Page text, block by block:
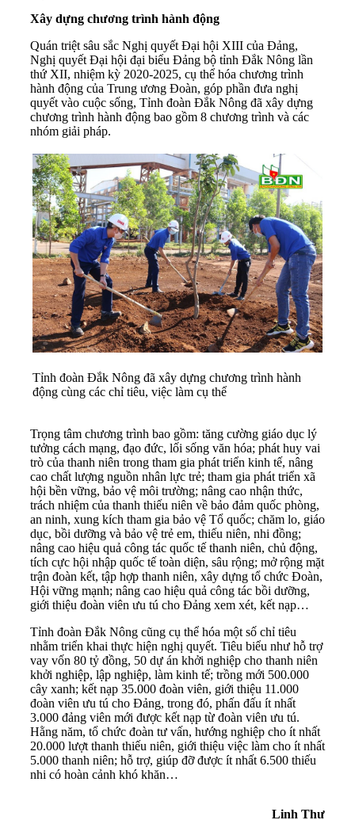
Xây dựng chương trình hành động
Quán triệt sâu sắc Nghị quyết Đại hội XIII của Đảng,
Nghị quyết Đại hội đại biểu Đảng bộ tỉnh Đắk Nông lần
thứ XII, nhiệm kỳ 2020-2025, cụ thể hóa chương trình
hành động của Trung ương Đoàn, góp phần đưa nghị
quyết vào cuộc sống, Tỉnh đoàn Đắk Nông đã xây dựng
chương trình hành động bao gồm 8 chương trình và các
nhóm giải pháp.
Tỉnh đoàn Đắk Nông đã xây dựng chương trình hành
động cùng các chỉ tiêu, việc làm cụ thể
Trọng tâm chương trình bao gồm: tăng cường giáo dục lý
tưởng cách mạng, đạo đức, lối sống văn hóa; phát huy vai
trò của thanh niên trong tham gia phát triển kinh tế, nâng
cao chất lượng nguồn nhân lực trẻ; tham gia phát triển xã
hội bền vững, bảo vệ môi trường; nâng cao nhận thức,
trách nhiệm của thanh thiếu niên về bảo đảm quốc phòng,
an ninh, xung kích tham gia bảo vệ Tổ quốc; chăm lo, giáo
dục, bồi dưỡng và bảo vệ trẻ em, thiếu niên, nhi đồng;
nâng cao hiệu quả công tác quốc tế thanh niên, chủ động,
tích cực hội nhập quốc tế toàn diện, sâu rộng; mở rộng mặt
trận đoàn kết, tập hợp thanh niên, xây dựng tổ chức Đoàn,
Hội vững mạnh; nâng cao hiệu quả công tác bồi dưỡng,
giới thiệu đoàn viên ưu tú cho Đảng xem xét, kết nạp…
Tỉnh đoàn Đắk Nông cũng cụ thể hóa một số chỉ tiêu
nhằm triển khai thực hiện nghị quyết. Tiêu biểu như hỗ trợ
vay vốn 80 tỷ đồng, 50 dự án khởi nghiệp cho thanh niên
khởi nghiệp, lập nghiệp, làm kinh tế; trồng mới 500.000
cây xanh; kết nạp 35.000 đoàn viên, giới thiệu 11.000
đoàn viên ưu tú cho Đảng, trong đó, phấn đấu ít nhất
3.000 đảng viên mới được kết nạp từ đoàn viên ưu tú.
Hằng năm, tổ chức đoàn tư vấn, hướng nghiệp cho ít nhất
20.000 lượt thanh thiếu niên, giới thiệu việc làm cho ít nhất
5.000 thanh niên; hỗ trợ, giúp đỡ được ít nhất 6.500 thiếu
nhi có hoàn cảnh khó khăn…
Linh Thư